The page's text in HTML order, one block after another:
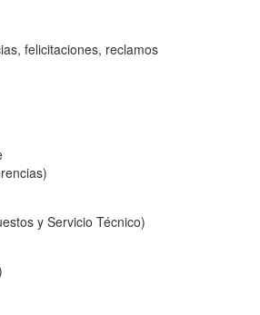
felicitaciones, reclamos
y Servicio Técnico)